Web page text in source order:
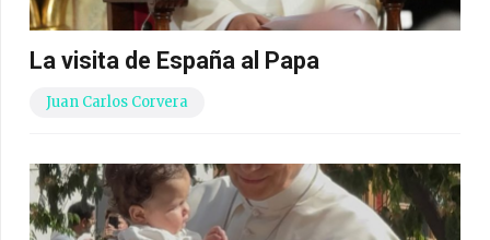
La visita de España al Papa
Juan Carlos Corvera